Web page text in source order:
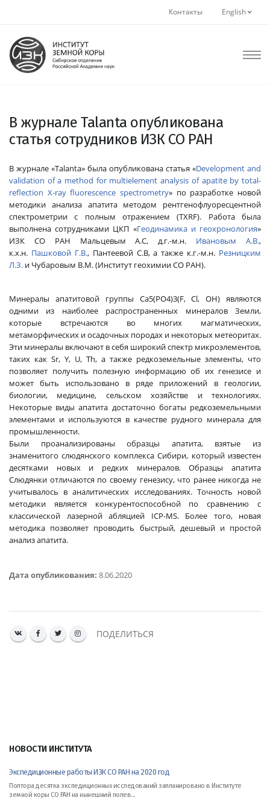
Контакты English
НОВОСТИ ИНСТИТУТА
Экспедиционные работы ИЗК СО РАН на 2020 год
Полтора десятка экспедиционных исследований запланировано в Институте
земной коры СО РАН на нынешний полев...
В журнале Talanta опубликована
статья сотрудников ИЗК СО РАН
В журнале «Talanta» была опубликована статья «Development and
validation of a method for multielement analysis of apatite by total-
reflection X-ray fluorescence spectrometry» по разработке новой
методики анализа апатита методом рентгенофлуоресцентной
спектрометрии с полным отражением (TXRF). Работа была
выполнена сотрудниками ЦКП «Геодинамика и геохронология»
ИЗК СО РАН Мальцевым А.С, д.г.-м.н. Ивановым А.В.,
к.х.н. Пашковой Г.В., Пантеевой С.В, а также к.г.-м.н. Резницким
Л.З. и Чубаровым В.М. (Институт геохимии СО РАН).
Минералы апатитовой группы Ca5(PO4)3(F, Cl, OH) являются
одними из наиболее распространенных минералов Земли,
которые встречаются во многих магматических,
метаморфических и осадочных породах и некоторых метеоритах.
Эти минералы включают в себя широкий спектр микроэлементов,
таких как Sr, Y, U, Th, а также редкоземельные элементы, что
позволяет получить полезную информацию об их генезисе и
может быть использовано в ряде приложений в геологии,
биологии, медицине, сельском хозяйстве и технологиях.
Некоторые виды апатита достаточно богаты редкоземельными
элементами и используются в качестве рудного минерала для
промышленности.
Были проанализированы образцы апатита, взятые из
знаменитого слюдянского комплекса Сибири, который известен
десятками новых и редких минералов. Образцы апатита
Слюдянки отличаются по своему генезису, что ранее никогда не
учитывалось в аналитических исследованиях. Точность новой
методики является конкурентоспособной по сравнению с
классической лазерной абляцией ICP-MS. Более того, новая
методика позволяет проводить быстрый, дешевый и простой
анализ апатита.
Дата опубликования: 8.06.2020
ПОДЕЛИТЬСЯ